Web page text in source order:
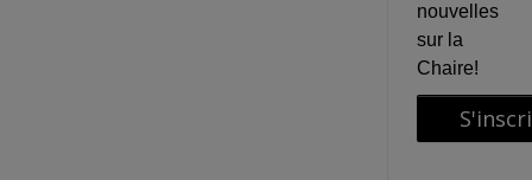
nouvelles
sur la
Chaire!